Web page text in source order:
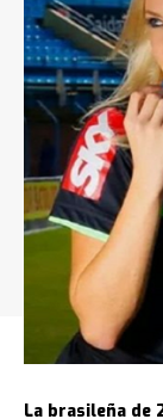
La brasileña de